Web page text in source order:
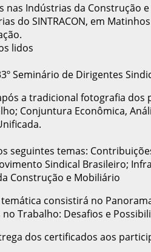
Indústrias da Construção
do SINTRACON, em
lidos
a tradicional fotografia
Conjuntura Econômica,
Unificada.
seguintes temas:
Sindical Brasileiro;
Construção e Mobiliário
consistirá no
Trabalho: Desafios e
dos certificados aos